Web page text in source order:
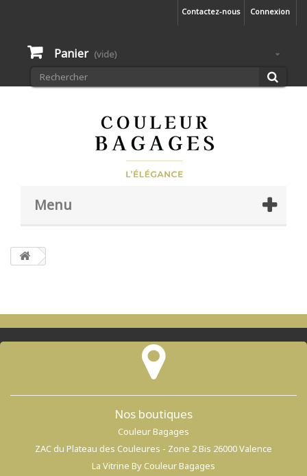
Connexion
Contactez-nous
Panier (vide)
Menu
Nos boutiques
Couleur Bagages
ZAC du Plateau des Couleures - Zone 2 Bis 26000 Valence
La Vitrine By Couleur Bagages